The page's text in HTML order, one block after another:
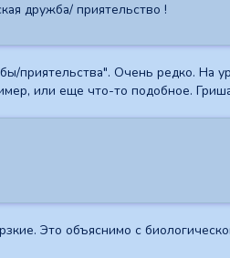
дружба/ приятельство !
Очень редко. На
или еще что-то подобное.
Это объяснимо с